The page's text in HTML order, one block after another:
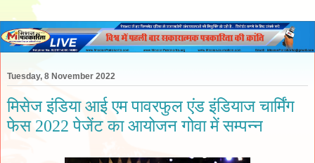
Tuesday, 8 November 2022
मिसेज इंडिया आई एम पावरफुल एंड इंडियाज चार्मिंग
फेस 2022 पेजेंट का आयोजन गोवा में सम्पन्न